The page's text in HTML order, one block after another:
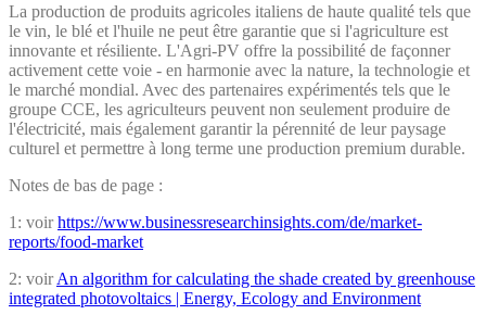
La production de produits agricoles italiens de haute qualité tels que
le vin, le blé et l'huile ne peut être garantie que si l'agriculture est
innovante et résiliente. L'Agri-PV offre la possibilité de façonner
activement cette voie - en harmonie avec la nature, la technologie et
le marché mondial. Avec des partenaires expérimentés tels que le
groupe CCE, les agriculteurs peuvent non seulement produire de
l'électricité, mais également garantir la pérennité de leur paysage
culturel et permettre à long terme une production premium durable.
Notes de bas de page :
1: voirhttps://www.businessresearchinsights.com/de/market-
reports/food-market
2: voirAn algorithm for calculating the shade created by greenhouse
integrated photovoltaics | Energy, Ecology and Environment